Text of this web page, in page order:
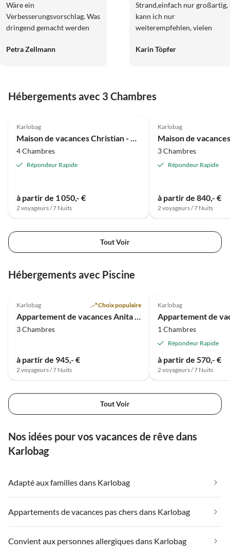
Wäre ein
Verbesserungsvorschlag. Was
dringend gemacht werden
sowohl für die pooltreppe als
ausgerutscht und habe mir
heimfahrt die Hölle. Sollte
dringend gemacht werden.
Ansonsten ein super
Urlaub!!!!
Petra Zellmann
Strand,einfach nur großartig,
kann ich nur
weiterempfehlen, vielen
Vermieter,Thomas,Karin und
Karin Töpfer
Hébergements avec 3 Chambres
Karlobag
4 Chambres
Répondeur Rapide
à partir de 1 050,- €
2 voyageurs / 7 Nuits
Karlobag
3 Chambres
Répondeur Rapide
à partir de 840,- €
2 voyageurs / 7 Nuits
Tout Voir
Hébergements avec Piscine
Karlobag Choix populaire
Appartement de vacances Anita avec Piscine - Top 1
3 Chambres
à partir de 945,- €
2 voyageurs / 7 Nuits
Karlobag
1 Chambres
Répondeur Rapide
à partir de 570,- €
2 voyageurs / 7 Nuits
Tout Voir
Nos idées pour vos vacances de rêve dans
Karlobag
Adapté aux familles dans Karlobag
Appartements de vacances pas chers dans Karlobag
Convient aux personnes allergiques dans Karlobag